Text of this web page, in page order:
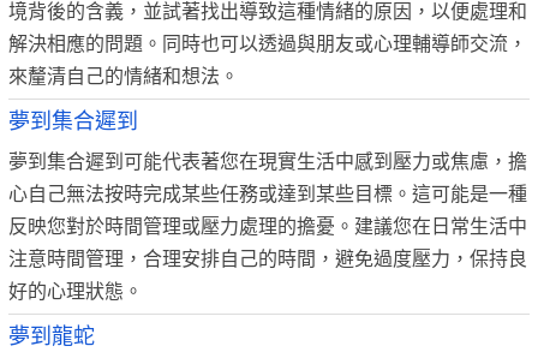
境背後的含義，並試著找出導致這種情緒的原因，以便處理和
解決相應的問題。同時也可以透過與朋友或心理輔導師交流，
來釐清自己的情緒和想法。
夢到集合遲到
夢到集合遲到可能代表著您在現實生活中感到壓力或焦慮，擔
心自己無法按時完成某些任務或達到某些目標。這可能是一種
反映您對於時間管理或壓力處理的擔憂。建議您在日常生活中
注意時間管理，合理安排自己的時間，避免過度壓力，保持良
好的心理狀態。
夢到龍蛇